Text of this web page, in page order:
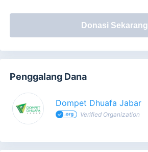
Donasi Sekarang
Penggalang Dana
Dompet Dhuafa Jabar
Verified Organization